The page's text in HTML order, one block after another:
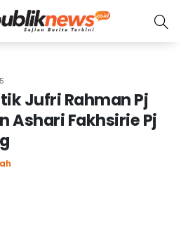
Jufri Rahman Pj
Ashari Fakhsirie Pj